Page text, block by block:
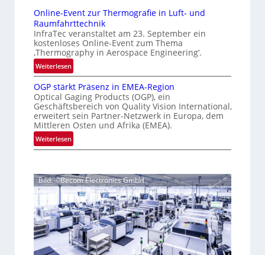
D
r
u
c
m
a
r
k
e
e
k
e
n
n
u
n
e
‚
H
y
p
e
r
s
p
e
c
t
r
l
N
w
s
‘
t
e
r
n
a
t
o
n
a
V
i
i
o
n
N
i
g
h
t
Online-Event zur Thermografie in Luft- und
Raumfahrttechnik
InfraTec veranstaltet am 23. September ein
kostenloses Online-Event zum Thema
‚Thermography in Aerospace Engineering‘.
Weiterlesen:
O
n
l
i
n
e
-
e
n
z
u
r
T
OGP stärkt Präsenz in EMEA-Region
Optical Gaging Products (OGP), ein
Geschäftsbereich von Quality Vision International,
erweitert sein Partner-Netzwerk in Europa, dem
Mittleren Osten und Afrika (EMEA).
Weiterlesen:
O
P
s
t
ä
r
k
t
P
Bild: ©Becom Electronics GmbH